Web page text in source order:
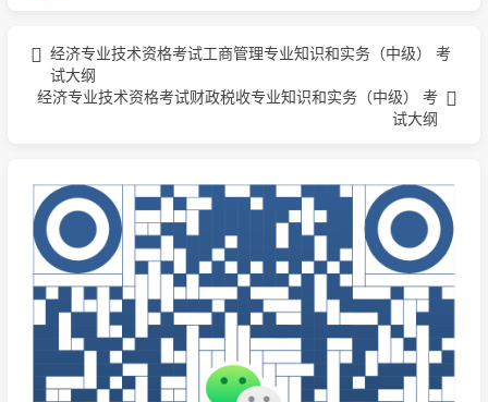
经济专业技术资格考试工商管理专业知识和实务（中级） 考
试大纲
经济专业技术资格考试财政税收专业知识和实务（中级） 考
试大纲